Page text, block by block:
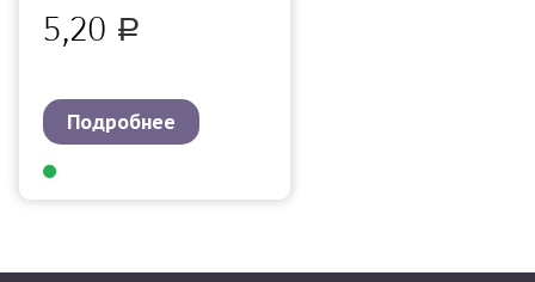
5,20 Р
Подробнее